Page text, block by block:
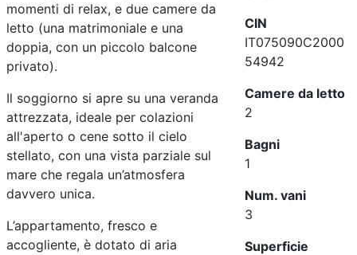
momenti di relax, e due camere da
letto (una matrimoniale e una
doppia, con un piccolo balcone
privato).
Il soggiorno si apre su una veranda
attrezzata, ideale per colazioni
all'aperto o cene sotto il cielo
stellato, con una vista parziale sul
mare che regala un’atmosfera
davvero unica.
L’appartamento, fresco e
accogliente, è dotato di aria
CIN
IT075090C2000
54942
Camere da letto
2
Bagni
1
Num. vani
3
Superficie